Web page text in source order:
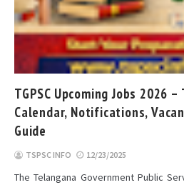
TGPSC Upcoming Jobs 2026
Calendar, Notifications,
Guide
TSPSC INFO 12/23/2025
The Telangana Government Public